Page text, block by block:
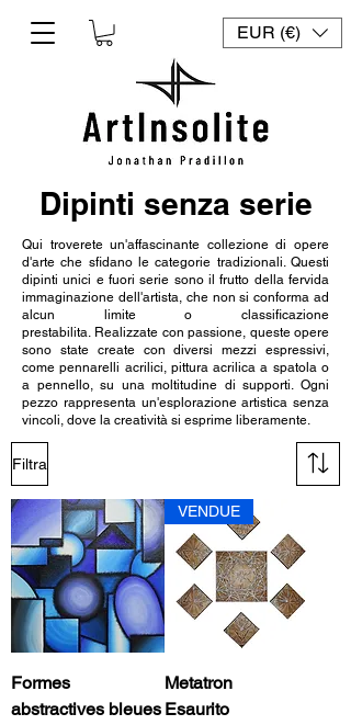
EUR (€)
Dipinti senza serie
Qui troverete un'affascinante collezione di opere
d'arte che sfidano le categorie tradizionali. Questi
dipinti unici e fuori serie sono il frutto della fervida
immaginazione dell'artista, che non si conforma ad
alcun limite o classificazione
prestabilita. Realizzate con passione, queste opere
sono state create con diversi mezzi espressivi,
come pennarelli acrilici, pittura acrilica a spatola o
a pennello, su una moltitudine di supporti. Ogni
pezzo rappresenta un'esplorazione artistica senza
vincoli, dove la creatività si esprime liberamente.
Filtra
Formes
abstractives bleues
VENDUE
Metatron
Esaurito